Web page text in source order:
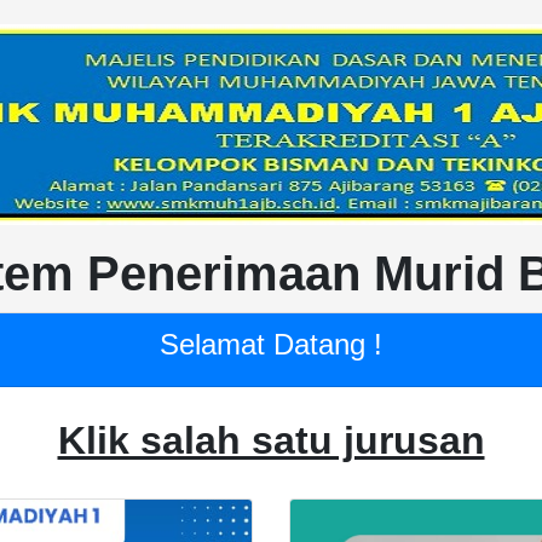
Penerimaan Murid
Selamat Datang !
Klik salah satu jurusan